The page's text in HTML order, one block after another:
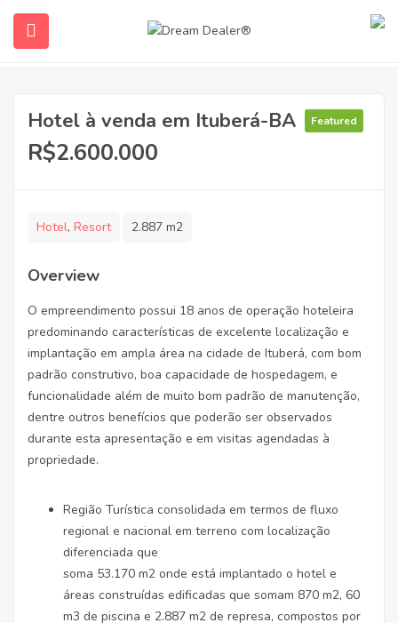
Hotel à venda em Ituberá-BA Featured
R$2.600.000
Hotel, Resort 2.887 m2
Overview
O empreendimento possui 18 anos de operação hoteleira
predominando características de excelente localização e
implantação em ampla área na cidade de Ituberá, com bom
padrão construtivo, boa capacidade de hospedagem, e
funcionalidade além de muito bom padrão de manutenção,
dentre outros benefícios que poderão ser observados
durante esta apresentação e em visitas agendadas à
propriedade.
Região Turística consolidada em termos de fluxo
regional e nacional em terreno com localização
diferenciada que
soma 53.170 m2 onde está implantado o hotel e
áreas construídas edificadas que somam 870 m2, 60
m3 de piscina e 2.887 m2 de represa, compostos por